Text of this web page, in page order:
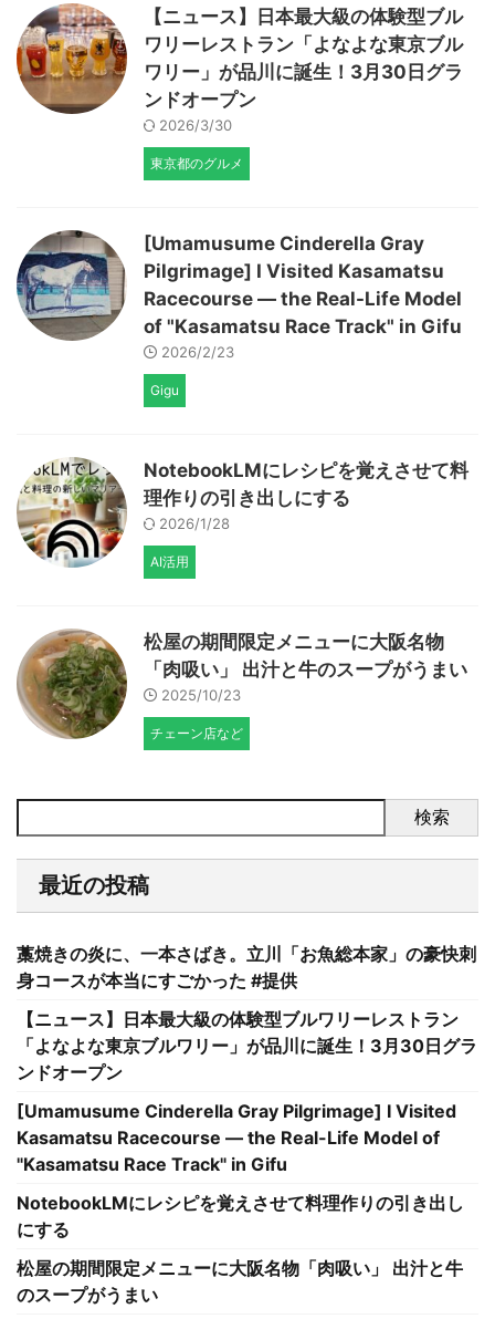
【ニュース】日本最大級の体験型ブル
ワリーレストラン「よなよな東京ブル
ワリー」が品川に誕生！3月30日グラ
ンドオープン
2026/3/30
東京都のグルメ
[Umamusume Cinderella Gray
Pilgrimage] I Visited Kasamatsu
Racecourse — the Real-Life Model
of "Kasamatsu Race Track" in Gifu
2026/2/23
Gigu
NotebookLMにレシピを覚えさせて料
理作りの引き出しにする
2026/1/28
AI活用
松屋の期間限定メニューに大阪名物
「肉吸い」 出汁と牛のスープがうまい
2025/10/23
チェーン店など
検索
最近の投稿
藁焼きの炎に、一本さばき。立川「お魚総本家」の豪快刺
身コースが本当にすごかった #提供
【ニュース】日本最大級の体験型ブルワリーレストラン
「よなよな東京ブルワリー」が品川に誕生！3月30日グラ
ンドオープン
[Umamusume Cinderella Gray Pilgrimage] I Visited
Kasamatsu Racecourse — the Real-Life Model of
"Kasamatsu Race Track" in Gifu
NotebookLMにレシピを覚えさせて料理作りの引き出し
にする
松屋の期間限定メニューに大阪名物「肉吸い」 出汁と牛
のスープがうまい